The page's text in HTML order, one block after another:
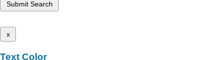
Submit Search
x
Text Color